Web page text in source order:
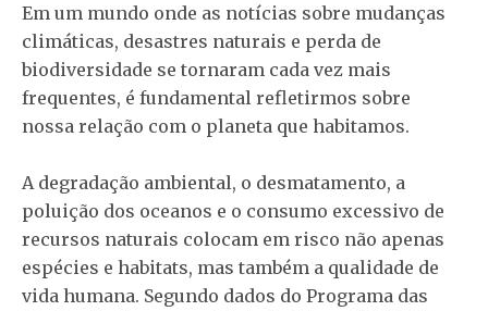
Em um mundo onde as notícias sobre mudanças
climáticas, desastres naturais e perda de
biodiversidade se tornaram cada vez mais
frequentes, é fundamental refletirmos sobre
nossa relação com o planeta que habitamos.
A degradação ambiental, o desmatamento, a
poluição dos oceanos e o consumo excessivo de
recursos naturais colocam em risco não apenas
espécies e habitats, mas também a qualidade de
vida humana. Segundo dados do Programa das